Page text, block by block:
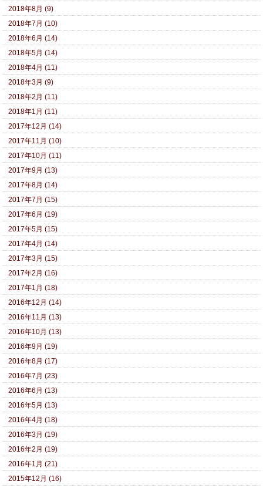
2018年8月 (9)
2018年7月 (10)
2018年6月 (14)
2018年5月 (14)
2018年4月 (11)
2018年3月 (9)
2018年2月 (11)
2018年1月 (11)
2017年12月 (14)
2017年11月 (10)
2017年10月 (11)
2017年9月 (13)
2017年8月 (14)
2017年7月 (15)
2017年6月 (19)
2017年5月 (15)
2017年4月 (14)
2017年3月 (15)
2017年2月 (16)
2017年1月 (18)
2016年12月 (14)
2016年11月 (13)
2016年10月 (13)
2016年9月 (19)
2016年8月 (17)
2016年7月 (23)
2016年6月 (13)
2016年5月 (13)
2016年4月 (18)
2016年3月 (19)
2016年2月 (19)
2016年1月 (21)
2015年12月 (16)